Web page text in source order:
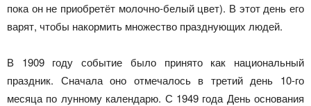
пока он не приобретёт молочно-белый цвет). В этот день его
варят, чтобы накормить множество празднующих людей.
В 1909 году событие было принято как национальный
праздник. Сначала оно отмечалось в третий день 10-го
месяца по лунному календарю. С 1949 года День основания